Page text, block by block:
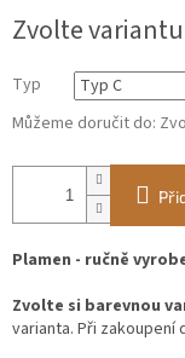
cena:
Zvolte variantu
Typ
Můžeme doručit do:
Plamen - ručně
Zvolte si barevnou
varianta. Při zakoupení